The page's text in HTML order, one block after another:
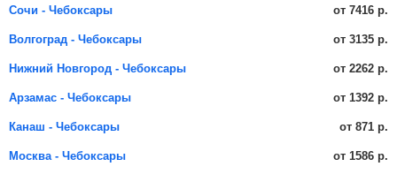
Сочи - Чебоксары от 7416 р.
Волгоград - Чебоксары от 3135 р.
Нижний Новгород - Чебоксары от 2262 р.
Арзамас - Чебоксары от 1392 р.
Канаш - Чебоксары от 871 р.
Москва - Чебоксары от 1586 р.